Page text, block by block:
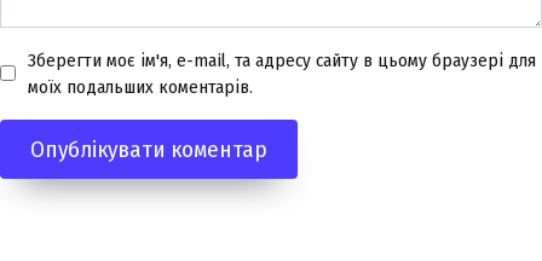
Зберегти моє ім'я, e-mail, та адресу сайту в цьому браузері для
моїх подальших коментарів.